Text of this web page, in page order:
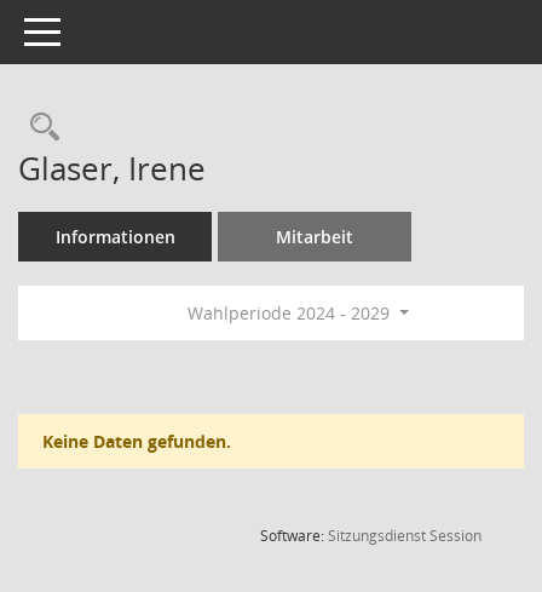
Toggle navigation
Rechercheauswahl
Glaser, Irene
Informationen Mitarbeit
Wahlperiode 2024 - 2029
Keine Daten gefunden.
Software:SitzungsdienstSession(Wird in